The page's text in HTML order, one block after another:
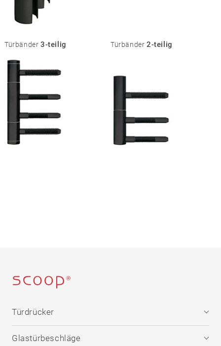
Türbänder 3-teilig Türbänder 2-teilig
Türdrücker
formspiele®
Glastürbeschläge